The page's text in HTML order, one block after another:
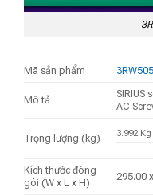
Mã sản phẩm
Mô tả
SIRIUS
AC
Trọng lượng (kg) 3.992 Kg
Kích thước đóng
gói (W x L x H)
295.00